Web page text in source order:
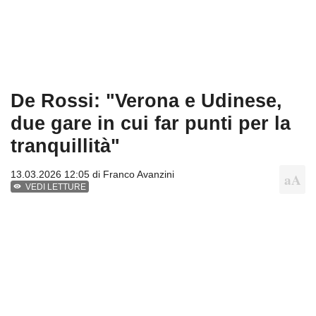
De Rossi: "Verona e Udinese,
due gare in cui far punti per la
tranquillità"
13.03.2026 12:05 di Franco Avanzini
VEDI LETTURE